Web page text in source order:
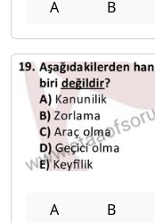
A B
A B